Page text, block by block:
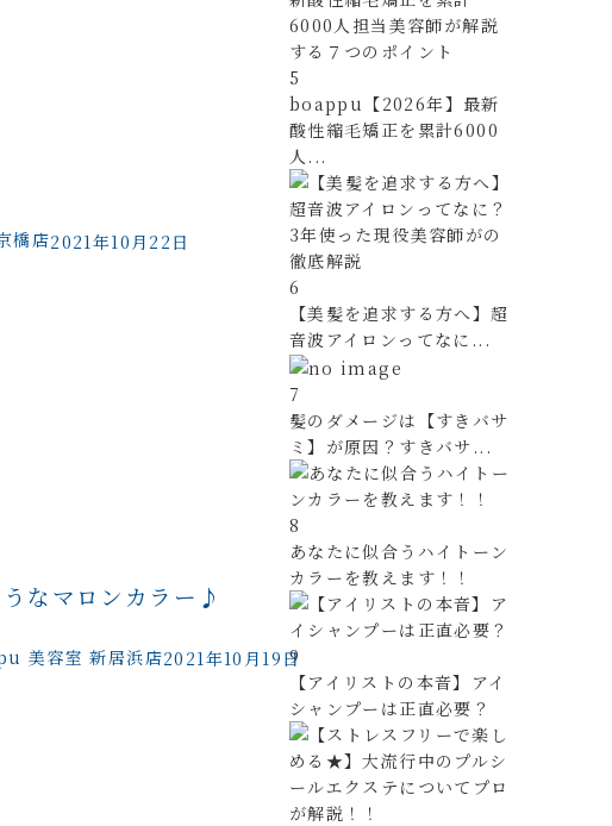
2021年10月22日
橋店
うなマロンカラー♪
2021年10月19日
美容室 新居浜店
5
boappu【2026年】最新
酸性縮毛矯正を累計6000
人...
6
【美髪を追求する方へ】超
音波アイロンってなに...
7
髪のダメージは【すきバサ
ミ】が原因？すきバサ...
8
あなたに似合うハイトーン
カラーを教えます！！
9
【アイリストの本音】アイ
シャンプーは正直必要？